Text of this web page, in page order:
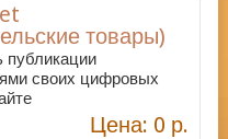
товары)
публикации
своих цифровых
Цена: 0 р.